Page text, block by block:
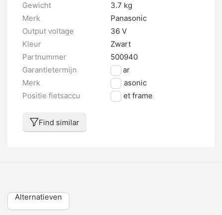
Gewicht
3.7 kg
Merk
Panasonic
Output voltage
36 V
Kleur
Zwart
Partnummer
500940
Garantietermijn
2 jaar
Merk
Panasonic
Positie fietsaccu
In het frame
Find similar
Alternatieven